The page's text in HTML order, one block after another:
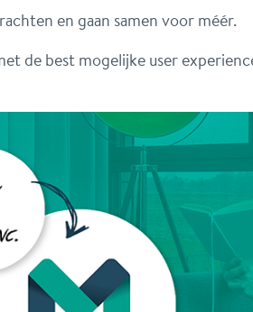
en gaan samen voor méér.
de best mogelijke user